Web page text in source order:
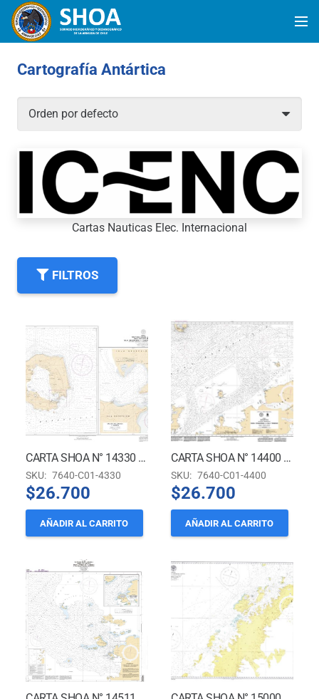
Cartografía Antártica
Cartas Nauticas Elec. Internacional
FILTROS
CARTA SHOA N° 14330 – TERRITORIO ANTÁRTICO CHILENO – ISLAS SHETLAND DEL SUR – ISLA DECEPCIÓN Y CALETA BALLENEROS
SKU: 7640-C01-4330
$26.700
AÑADIR AL CARRITO
CARTA SHOA N° 14400 (INT 9155) – ANTÁRTICA – ESTRECHO BRANSFIELD – RADA COVADONGA A ISLA TRINIDAD
SKU: 7640-C01-4400
$26.700
AÑADIR AL CARRITO